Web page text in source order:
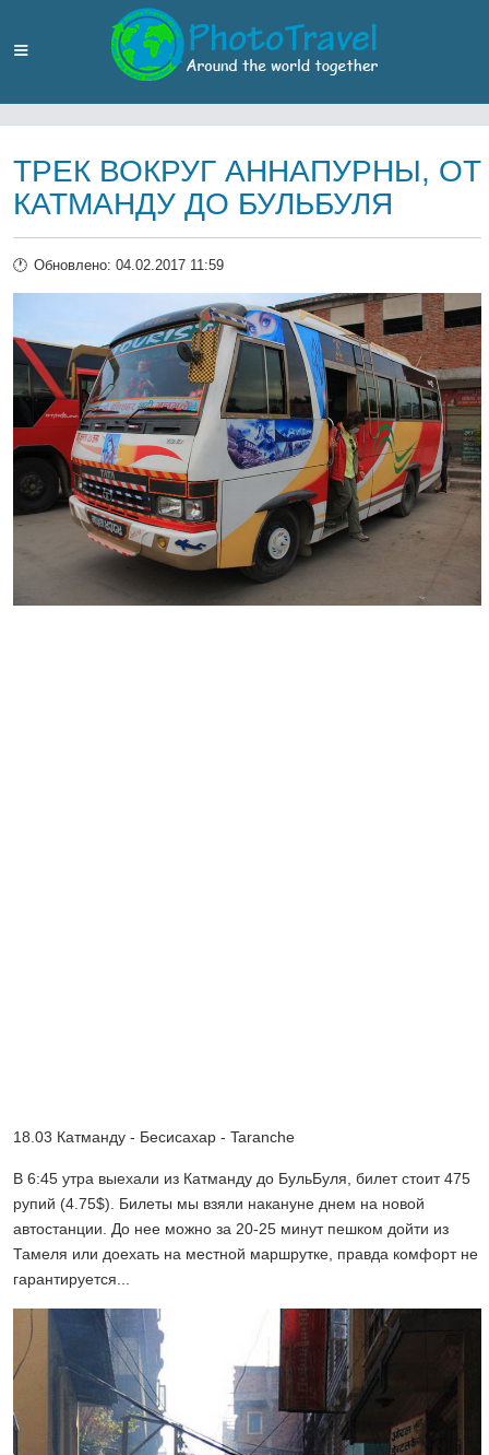
ТРЕК ВОКРУГ АННАПУРНЫ, ОТ
КАТМАНДУ ДО БУЛЬБУЛЯ
Обновлено: 04.02.2017 11:59
18.03 Катманду - Бесисахар - Taranche
В 6:45 утра выехали из Катманду до БульБуля, билет стоит 475
рупий (4.75$). Билеты мы взяли накануне днем на новой
автостанции. До нее можно за 20-25 минут пешком дойти из
Тамеля или доехать на местной маршрутке, правда комфорт не
гарантируется...